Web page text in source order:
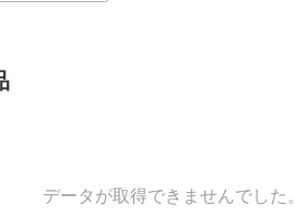
データが取得できませんでした